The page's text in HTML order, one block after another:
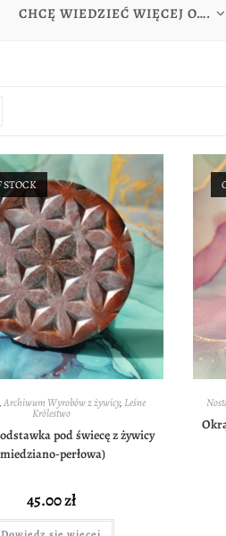
CHCĘ WIEDZIEĆ WIĘCEJ O….
STOCK
,Archiwum Wyrobów z żywicy, Leśne
Królestwo
pod świecę z żywicy
perłowa)
45.00zł